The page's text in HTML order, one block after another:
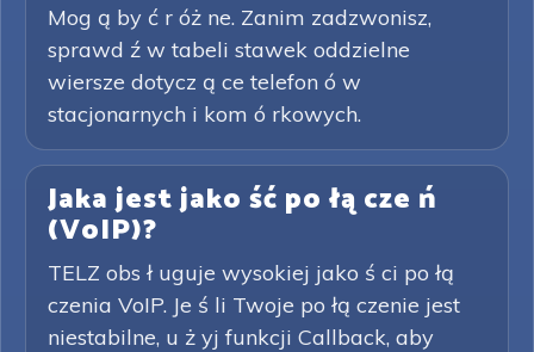
Mog ą by ć r óż ne. Zanim zadzwonisz,
sprawd ź w tabeli stawek oddzielne
wiersze dotycz ą ce telefon ó w
stacjonarnych i kom ó rkowych.
Jaka jest jako ść po łą cze ń
(VoIP)?
TELZ obs ł uguje wysokiej jako ś ci po łą
czenia VoIP. Je ś li Twoje po łą czenie jest
niestabilne, u ż yj funkcji Callback, aby